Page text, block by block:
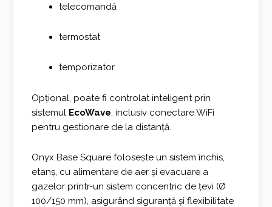
telecomandă
termostat
temporizator
Opțional, poate fi controlat inteligent prin
sistemul EcoWave , inclusiv conectare WiFi
pentru gestionare de la distanță.
Onyx Base Square folosește un sistem închis,
etanș, cu alimentare de aer și evacuare a
gazelor printr-un sistem concentric de țevi (Ø
100/150 mm), asigurând siguranță și flexibilitate